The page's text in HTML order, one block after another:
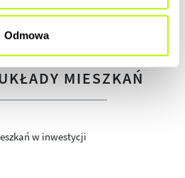
Odmowa
HISTORIA
MIESZKAŃ
w inwestycji